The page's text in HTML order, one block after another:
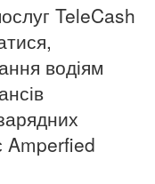
TeleCash
водіям
Amperfied